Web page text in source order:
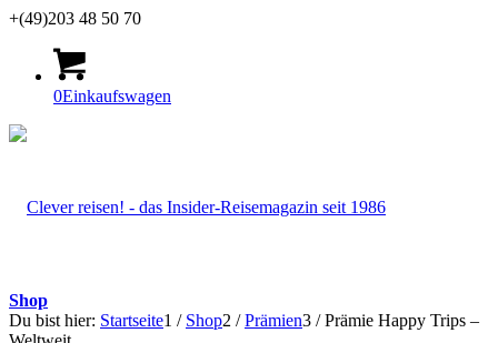
+(49)203 48 50 70
0Einkaufswagen
Shop
Du bist hier: Startseite1 / Shop2 / Prämien3 / Prämie Happy Trips –